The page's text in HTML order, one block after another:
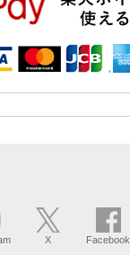
X Facebook